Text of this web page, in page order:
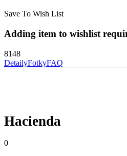
Save To Wish List
Adding item to wishlist
8148
DetailyFotkyFAQ
Hacienda
0